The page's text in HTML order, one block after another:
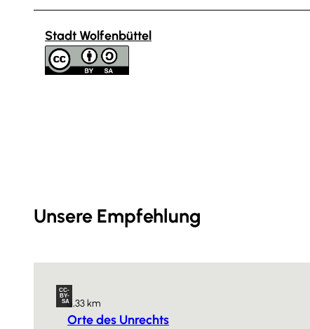
Stadt Wolfenbüttel
Unsere Empfehlung
CC-
BY-
SA6,33 km
Orte des Unrechts